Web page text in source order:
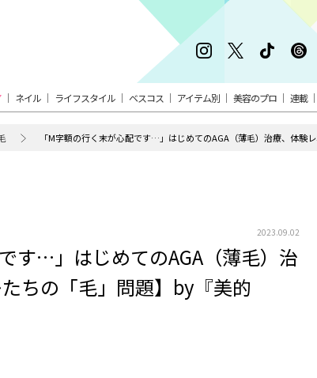
ネイル ライフスタイル ベスコス アイテム別 美容のプロ 連載
「M字額の行く末が心配です…」はじめてのAGA（薄毛）治療、体験
2023.09.02
す…」はじめてのAGA（薄毛）治
ちの「毛」問題】by『美的